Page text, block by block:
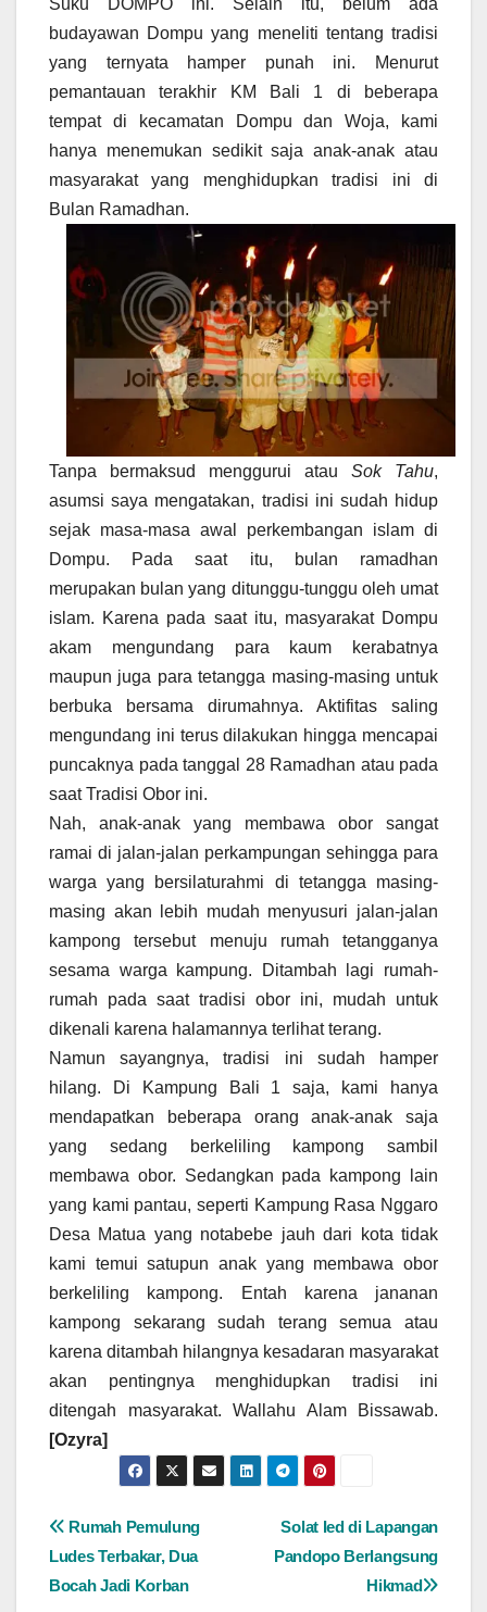
budayawan Dompu yang meneliti tentang tradisi
yang ternyata hamper punah ini. Menurut
pemantauan terakhir KM Bali 1 di beberapa
tempat di kecamatan Dompu dan Woja, kami
hanya menemukan sedikit saja anak-anak atau
masyarakat yang menghidupkan tradisi ini di
Bulan Ramadhan.
Tanpa bermaksud menggurui atau Sok Tahu,
asumsi saya mengatakan, tradisi ini sudah hidup
sejak masa-masa awal perkembangan islam di
Dompu. Pada saat itu, bulan ramadhan
merupakan bulan yang ditunggu-tunggu oleh umat
islam. Karena pada saat itu, masyarakat Dompu
akam mengundang para kaum kerabatnya
maupun juga para tetangga masing-masing untuk
berbuka bersama dirumahnya. Aktifitas saling
mengundang ini terus dilakukan hingga mencapai
puncaknya pada tanggal 28 Ramadhan atau pada
saat Tradisi Obor ini.
Nah, anak-anak yang membawa obor sangat
ramai di jalan-jalan perkampungan sehingga para
warga yang bersilaturahmi di tetangga masing-
masing akan lebih mudah menyusuri jalan-jalan
kampong tersebut menuju rumah tetangganya
sesama warga kampung. Ditambah lagi rumah-
rumah pada saat tradisi obor ini, mudah untuk
dikenali karena halamannya terlihat terang.
Namun sayangnya, tradisi ini sudah hamper
hilang. Di Kampung Bali 1 saja, kami hanya
mendapatkan beberapa orang anak-anak saja
yang sedang berkeliling kampong sambil
membawa obor. Sedangkan pada kampong lain
yang kami pantau, seperti Kampung Rasa Nggaro
Desa Matua yang notabebe jauh dari kota tidak
kami temui satupun anak yang membawa obor
berkeliling kampong. Entah karena jananan
kampong sekarang sudah terang semua atau
karena ditambah hilangnya kesadaran masyarakat
akan pentingnya menghidupkan tradisi ini
ditengah masyarakat. Wallahu Alam Bissawab.
[Ozyra]
Navigasi
pos
Solat Ied di Lapangan
Pandopo Berlangsung
Hikmad
Rumah Pemulung
Ludes Terbakar, Dua
Bocah Jadi Korban